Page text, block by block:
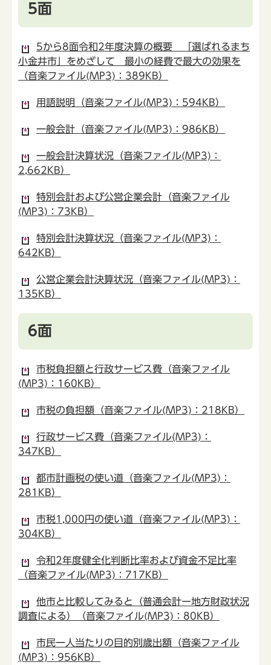
5面
5から8面令和2年度決算の概要 「選ばれるまち
小金井市」をめざして 最小の経費で最大の効果を
（音楽ファイル(MP3)：389KB）
用語説明（音楽ファイル(MP3)：594KB）
一般会計（音楽ファイル(MP3)：986KB）
一般会計決算状況（音楽ファイル(MP3)：
2,662KB）
特別会計および公営企業会計（音楽ファイル
(MP3)：73KB）
特別会計決算状況（音楽ファイル(MP3)：
642KB）
公営企業会計決算状況（音楽ファイル(MP3)：
135KB）
6面
市税負担額と行政サービス費（音楽ファイル
(MP3)：160KB）
市税の負担額（音楽ファイル(MP3)：218KB）
行政サービス費（音楽ファイル(MP3)：
347KB）
都市計画税の使い道（音楽ファイル(MP3)：
281KB）
市税1,000円の使い道（音楽ファイル(MP3)：
304KB）
令和2年度健全化判断比率および資金不足比率
（音楽ファイル(MP3)：717KB）
他市と比較してみると（普通会計ー地方財政状況
調査による）（音楽ファイル(MP3)：80KB）
市民一人当たりの目的別歳出額（音楽ファイル
(MP3)：956KB）